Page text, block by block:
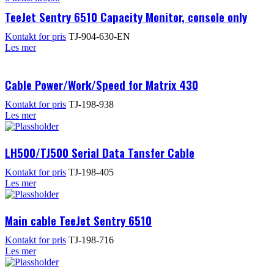
TeeJet Sentry 6510 Capacity Monitor, console only
Kontakt for pris TJ-904-630-EN
Les mer
Cable Power/Work/Speed for Matrix 430
Kontakt for pris TJ-198-938
Les mer
LH500/TJ500 Serial Data Tansfer Cable
Kontakt for pris TJ-198-405
Les mer
Main cable TeeJet Sentry 6510
Kontakt for pris TJ-198-716
Les mer